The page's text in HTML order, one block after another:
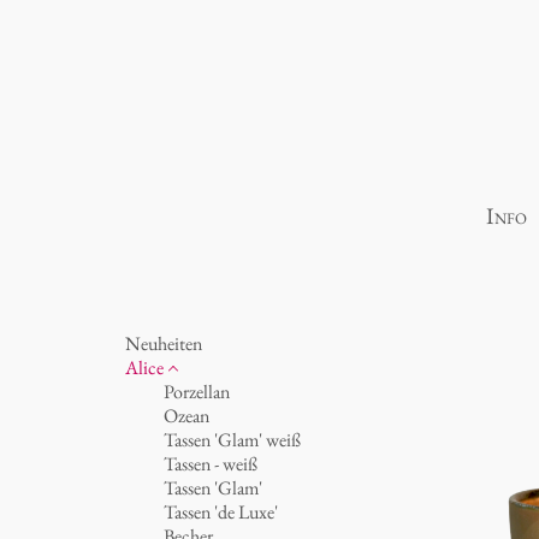
Info
Neuheiten
Alice
Porzellan
Ozean
Tassen 'Glam' weiß
Tassen - weiß
Tassen 'Glam'
Tassen 'de Luxe'